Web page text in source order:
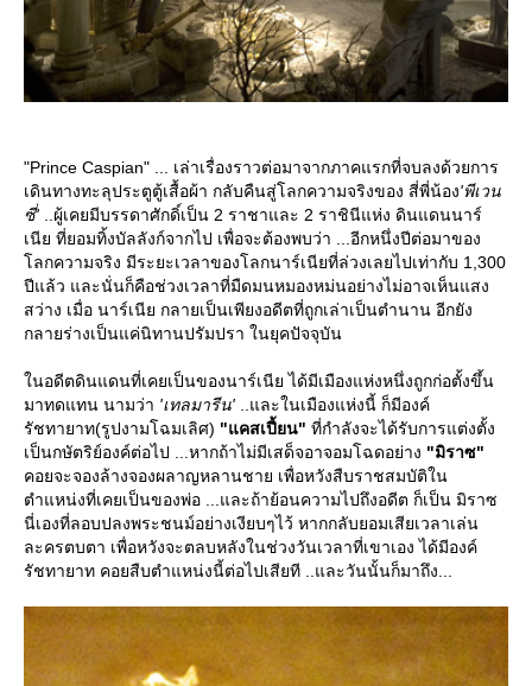
"Prince Caspian" ... เล่าเรื่องราวต่อมาจากภาคแรกที่จบลงด้วยการ
เดินทางทะลุประตูตู้เสื้อผ้า กลับคืนสู่โลกความจริงของ สี่พี่น้อง'พีเวน
ซี่' ..ผู้เคยมีบรรดาศักดิ์เป็น 2 ราชาและ 2 ราชินีแห่ง ดินแดนนาร์
เนีย ที่ยอมทิ้งบัลลังก์จากไป เพื่อจะต้องพบว่า ...อีกหนึ่งปีต่อมาของ
ลกความจริง มีระยะเวลาของโลกนาร์เนียที่ล่วงเลยไปเท่ากับ 1,300
ปีแล้ว และนั่นก็คือช่วงเวลาที่มืดมนหมองหม่นอย่างไม่อาจเห็นแสง
สว่าง เมื่อ นาร์เนีย กลายเป็นเพียงอดีตที่ถูกเล่าเป็นตำนาน อีกยัง
กลายร่างเป็นแค่นิทานปรัมปรา ในยุคปัจจุบัน
นอดีตดินแดนที่เคยเป็นของนาร์เนีย ได้มีเมืองแห่งหนึ่งถูกก่อตั้งขึ้น
มาทดแทน นามว่า 'เทลมารีน' ..และในเมืองแห่งนี้ ก็มีองค์
รัชทายาท(รูปงามโฉมเลิศ) "แคสเปี้ยน" ที่กำลังจะได้รับการแต่งตั้ง
เป็นกษัตริย์องค์ต่อไป ...หากถ้าไม่มีเสด็จอาจอมโฉดอย่าง "มิราซ"
คอยจะจองล้างจองผลาญหลานชาย เพื่อหวังสืบราชสมบัติใน
ตำแหน่งที่เคยเป็นของพ่อ ...และถ้าย้อนความไปถึงอดีต ก็เป็น มิราซ
นี่เองที่ลอบปลงพระชนม์อย่างเงียบๆไว้ หากกลับยอมเสียเวลาเล่น
ละครตบตา เพื่อหวังจะตลบหลังในช่วงวันเวลาที่เขาเอง ได้มีองค์
รัชทายาท คอยสืบตำแหน่งนี้ต่อไปเสียที ..และวันนั้นก็มาถึง...